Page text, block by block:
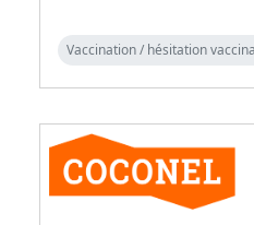
Vaccination / hésitation